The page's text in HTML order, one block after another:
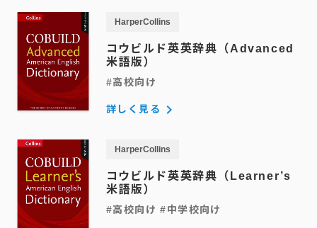
HarperCollins
コウビルド英英辞典（Advanced
米語版）
#高校向け
詳しく見る keyboard_arrow_right
HarperCollins
コウビルド英英辞典（Learner’s
米語版）
#高校向け #中学校向け